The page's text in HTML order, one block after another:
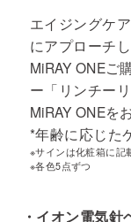
エイジングケ
にアプローチし
MiRAY ONEご
ー「リンチー
MiRAY ONEを
*年齢に応じた
※サインは化粧箱に記
※各色5点ずつ
・イオン電気